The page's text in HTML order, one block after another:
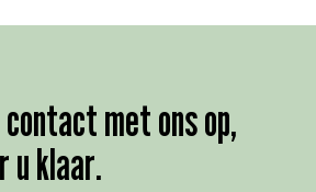
met ons op,
u klaar.